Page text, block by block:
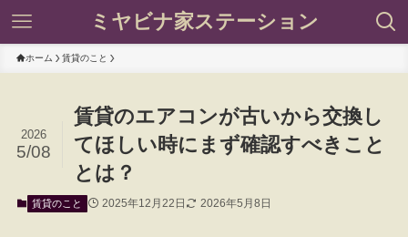
ミヤビナ家ステーション
ホーム 賃貸のこと
賃貸のエアコンが古いから交換し
てほしい時にまず確認すべきこと
とは？
2026
5/08
賃貸のこと 2025年12月22日 2026年5月8日